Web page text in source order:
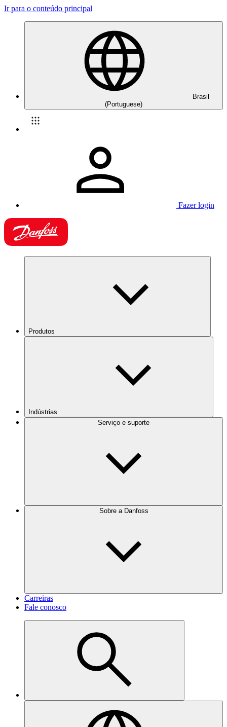
Ir para o conteúdo principal
Brasil
(Portuguese)
Fazer login
Produtos
Indústrias
Serviço e suporte
Sobre a Danfoss
Carreiras
Fale conosco